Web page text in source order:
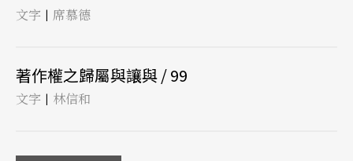
文字 | 席慕德
著作權之歸屬與讓與 / 99
文字 | 林信和